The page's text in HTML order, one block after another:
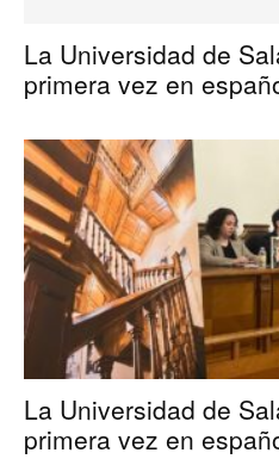
La Universidad de
primera vez en
La Universidad de
primera vez en